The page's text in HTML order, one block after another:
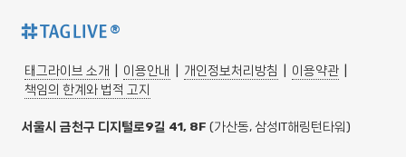
®
태그라이브 소개 이용안내 개인정보처리방침 이용약관
책임의 한계와 법적 고지
서울시 금천구 디지털로9길 41, 8F (가산동, 삼성IT해링턴타워)